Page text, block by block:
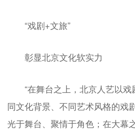
“戏剧+文旅”
彰显北京文化软实力
“在舞台之上，北京人艺以
同文化背景、不同艺术风格的戏
光于舞台、聚情于角色；在大幕